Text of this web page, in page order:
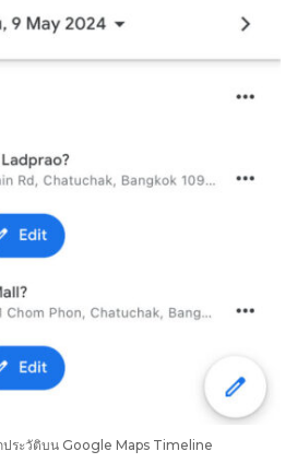
ประวัติบน Google Maps Timeline